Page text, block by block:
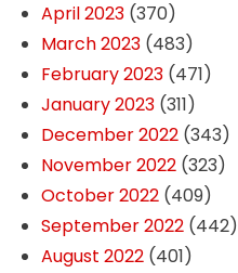
April 2023(370)
March 2023(483)
February 2023(471)
January 2023(311)
December 2022(343)
November 2022(323)
October 2022(409)
September 2022(442)
August 2022(401)